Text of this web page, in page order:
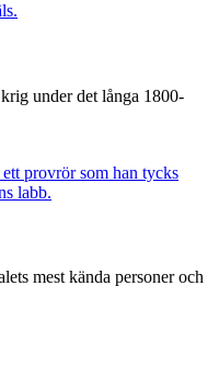
under det långa 1800-
mest kända personer och